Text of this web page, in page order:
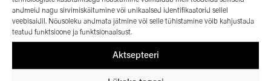
andmeid nagu sirvimiskäitumine või unikaalsed identifikaatorid sellel
veebisaidil. Nõusoleku andmata jätmine või selle tühistamine võib kahjustada
teatud funktsioone ja funktsionaalsust.
Aktsepteeri
Algusleht
Kaubamärgid